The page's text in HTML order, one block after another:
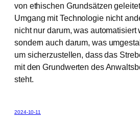
von ethischen Grundsätzen
Umgang mit Technologie nicht
nicht nur darum, was automatisiert
sondern auch darum, was
um sicherzustellen, dass das
mit den Grundwerten des
steht.
2024-10-11